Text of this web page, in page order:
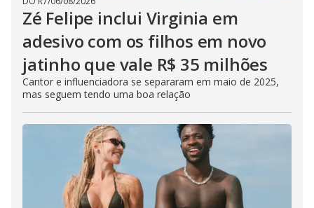
Zé Felipe inclui Virginia em
adesivo com os filhos em novo
jatinho que vale R$ 35 milhões
Cantor e influenciadora se separaram em maio de 2025,
mas seguem tendo uma boa relação